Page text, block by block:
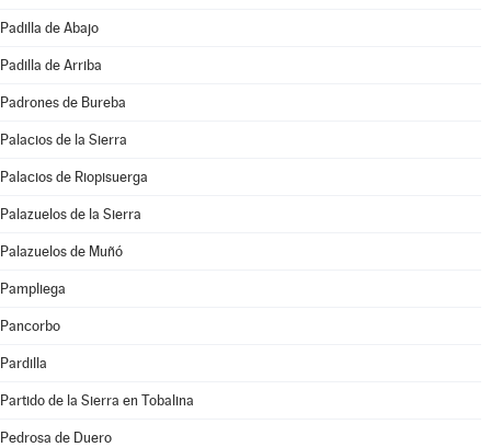
Padilla de Abajo
Padilla de Arriba
Padrones de Bureba
Palacios de la Sierra
Palacios de Riopisuerga
Palazuelos de la Sierra
Palazuelos de Muñó
Pampliega
Pancorbo
Pardilla
Partido de la Sierra en Tobalina
Pedrosa de Duero